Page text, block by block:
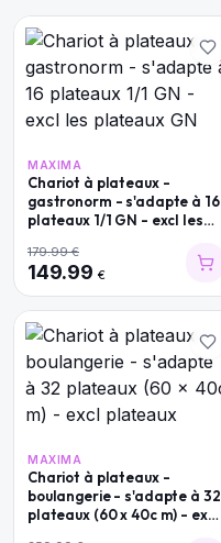
MAXIMA
Chariot à plateaux -
gastronorm - s'adapte à 16
plateaux 1/1 GN - excl les
179.99€
149.99 €
MAXIMA
Chariot à plateaux -
boulangerie - s'adapte à 32
plateaux (60 x 40c m) - excl